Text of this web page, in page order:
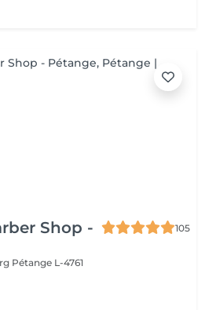
Shop -
105
Pétange L-4761